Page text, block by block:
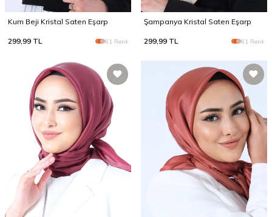
Kum Beji Kristal Saten Eşarp
299,99 TL 61 Renk
Şampanya Kristal Saten Eşarp
299,99 TL 61 Renk